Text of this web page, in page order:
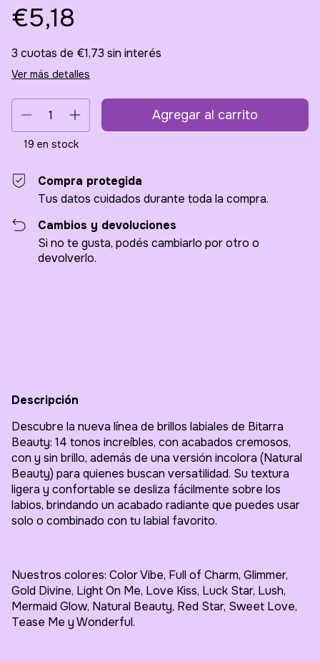
€5,18
3 cuotas de €1,73 sin interés
Ver más detalles
19 en stock
Compra protegida
Tus datos cuidados durante toda la compra.
Cambios y devoluciones
Si no te gusta, podés cambiarlo por otro o
devolverlo.
Descripción
Descubre la nueva línea de brillos labiales de Bitarra
Beauty: 14 tonos increíbles, con acabados cremosos,
con y sin brillo, además de una versión incolora (Natural
Beauty) para quienes buscan versatilidad. Su textura
ligera y confortable se desliza fácilmente sobre los
labios, brindando un acabado radiante que puedes usar
solo o combinado con tu labial favorito.
Nuestros colores: Color Vibe, Full of Charm, Glimmer,
Gold Divine, Light On Me, Love Kiss, Luck Star, Lush,
Mermaid Glow, Natural Beauty, Red Star, Sweet Love,
Tease Me y Wonderful.